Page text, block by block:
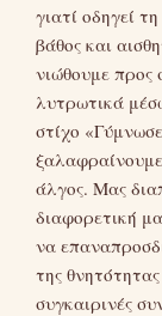
γιατί οδηγεί
βάθος και
νιώθουμε προς
λυτρωτικά
στίχο
άλγος. Μας
διαφορετική
να
της
συγκαιρινές